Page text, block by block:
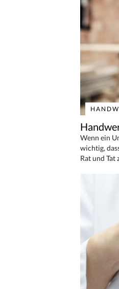
Wenn ein
wichtig,
Rat und Tat